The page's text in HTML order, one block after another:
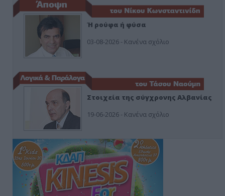
Ή ρούφα ή φύσα
03-08-2026 - Κανένα σχόλιο
Στοιχεία της σύγχρονης Αλβανίας
19-06-2026 - Κανένα σχόλιο